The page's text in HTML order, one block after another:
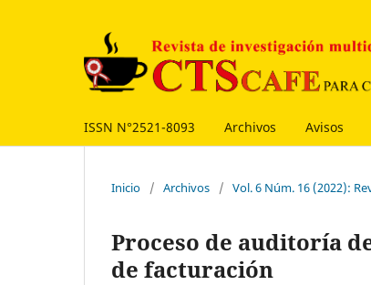
ISSN N°2521-8093 Archivos Avisos
Inicio / Archivos / Vol. 6 Núm. 16 (2022):
Proceso de auditoría
de facturación